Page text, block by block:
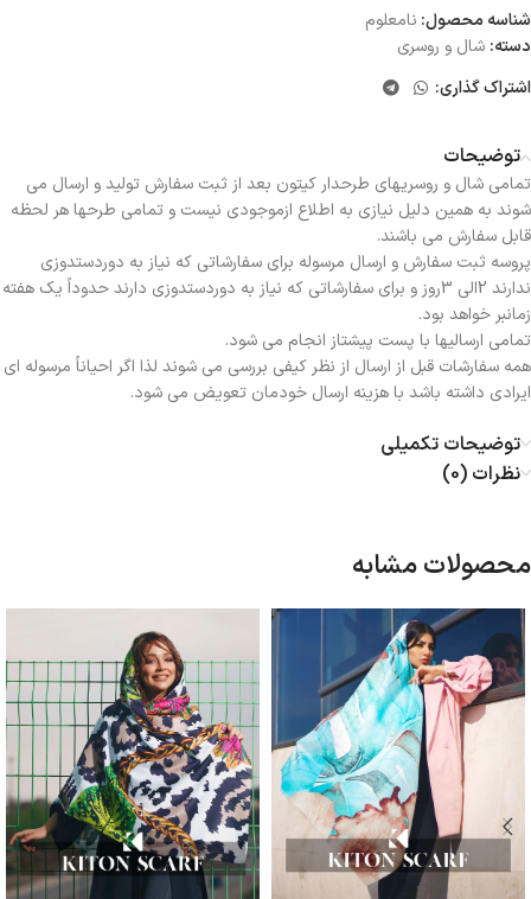
شناسه محصول: نامعلوم
دسته: شال و روسری
اشتراک گذاری:
توضیحات
تمامی شال و روسریهای طرحدار کیتون بعد از ثبت سفارش تولید و ارسال می
شوند به همین دلیل نیازی به اطلاع ازموجودی نیست و تمامی طرحها هر لحظه
قابل سفارش می باشند.
پروسه ثبت سفارش و ارسال مرسوله برای سفارشاتی که نیاز به دوردستدوزی
ندارند 2الی 3روز و برای سفارشاتی که نیاز به دوردستدوزی دارند حدوداً یک هفته
زمانبر خواهد بود.
تمامی ارسالیها با پست پیشتاز انجام می شود.
همه سفارشات قبل از ارسال از نظر کیفی بررسی می شوند لذا اگر احیاناً مرسوله ای
ایرادی داشته باشد با هزینه ارسال خودمان تعویض می شود.
توضیحات تکمیلی
نظرات (0)
محصولات مشابه